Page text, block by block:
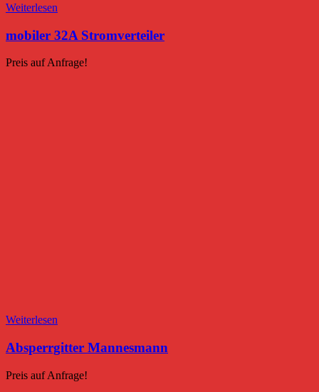
Weiterlesen
mobiler 32A Stromverteiler
Preis auf Anfrage!
Weiterlesen
Absperrgitter Mannesmann
Preis auf Anfrage!